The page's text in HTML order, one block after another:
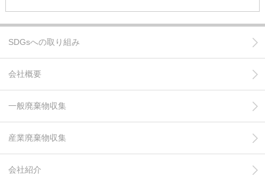
SDGsへの取り組み
会社概要
一般廃棄物収集
産業廃棄物収集
会社紹介